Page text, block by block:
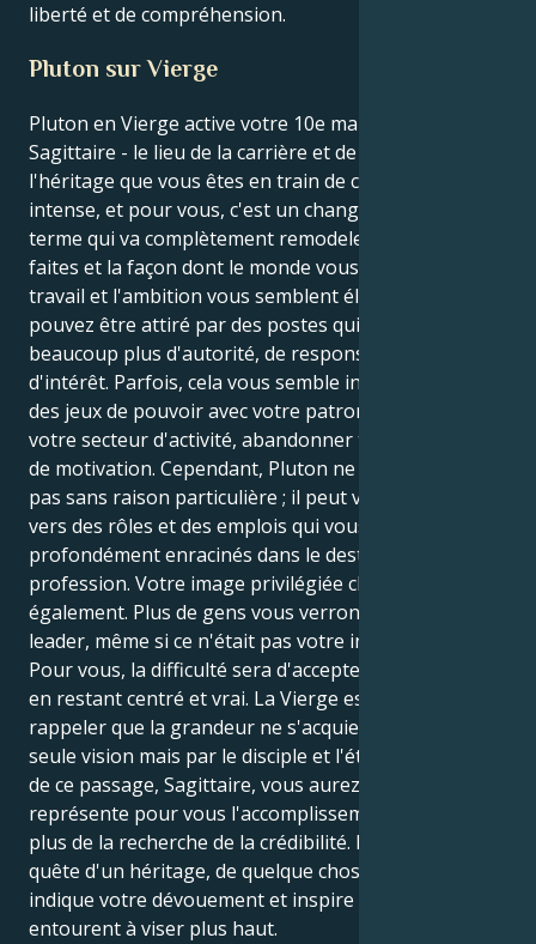
liberté et de compréhension.
Pluton sur Vierge
Pluton en Vierge active votre 10e maison, le
Sagittaire - le lieu de la carrière et de la réputation,
l'héritage que vous êtes en train de construire. C'est
intense, et pour vous, c'est un changement à long
terme qui va complètement remodeler ce que vous
faites et la façon dont le monde vous perçoit. Le
travail et l'ambition vous semblent électrisants. Vous
pouvez être attiré par des postes qui exigent de vous
beaucoup plus d'autorité, de responsabilité et
d'intérêt. Parfois, cela vous semble intense : jouer
des jeux de pouvoir avec votre patron, changer tout
votre secteur d'activité, abandonner tout votre plan
de motivation. Cependant, Pluton ne vous démolira
pas sans raison particulière ; il peut vous conduire
vers des rôles et des emplois qui vous semblent
profondément enracinés dans le destin de votre
profession. Votre image privilégiée changera
également. Plus de gens vous verront comme un
leader, même si ce n'était pas votre intention initiale.
Pour vous, la difficulté sera d'accepter le pouvoir tout
en restant centré et vrai. La Vierge est là pour vous
rappeler que la grandeur ne s'acquiert pas par la
seule vision mais par le disciple et l'éthique. Au terme
de ce passage, Sagittaire, vous aurez redéfini ce que
représente pour vous l'accomplissement. Il ne s'agira
plus de la recherche de la crédibilité. Il s'agira de la
quête d'un héritage, de quelque chose de durable qui
indique votre dévouement et inspire ceux qui vous
entourent à viser plus haut.